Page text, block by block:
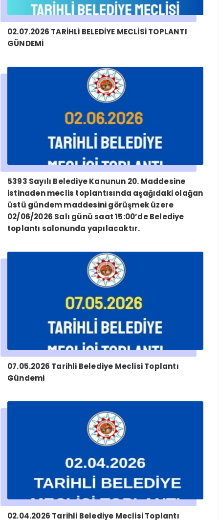
02.07.2026 TARİHLİ BELEDİYE MECLİSİ TOPLANTI
GÜNDEMİ
5393 Sayılı Belediye Kanunun 20. Maddesine
istinaden meclis toplantısında aşağıdaki olağan
üstü gündem maddesini görüşmek üzere
02/06/2026 Salı günü saat 15:00’de Belediye
toplantı salonunda yapılacaktır.
07.05.2026 Tarihli Belediye Meclisi Toplantı
Gündemi
02.04.2026 Tarihli Belediye Meclisi Toplantı